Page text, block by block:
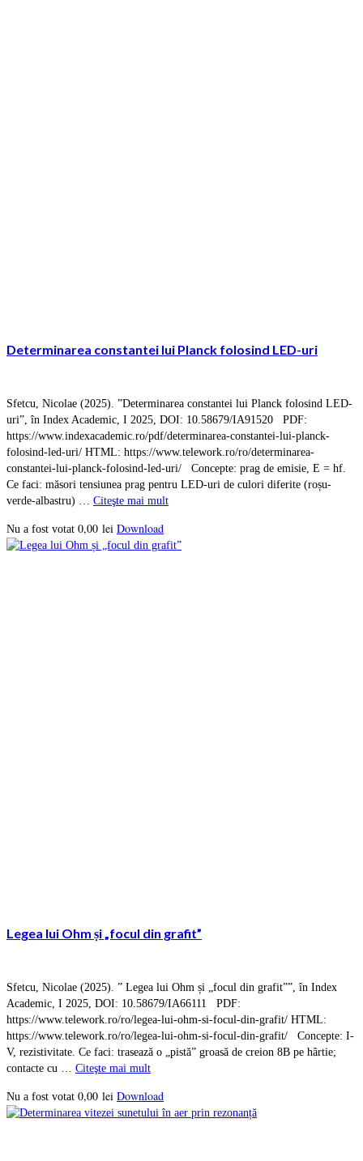
Determinarea constantei lui Planck folosind LED-uri
Sfetcu, Nicolae (2025). ”Determinarea constantei lui Planck folosind LED-
uri”, în Index Academic, I 2025, DOI: 10.58679/IA91520 PDF:
https://www.indexacademic.ro/pdf/determinarea-constantei-lui-planck-
folosind-led-uri/ HTML: https://www.telework.ro/ro/determinarea-
constantei-lui-planck-folosind-led-uri/ Concepte: prag de emisie, E = hf.
Ce faci: măsori tensiunea prag pentru LED-uri de culori diferite (roșu-
verde-albastru) … Citeşte mai mult
Nu a fost votat 0,00 lei Download
Legea lui Ohm și „focul din grafit”
Sfetcu, Nicolae (2025). ” Legea lui Ohm și „focul din grafit””, în Index
Academic, I 2025, DOI: 10.58679/IA66111 PDF:
https://www.telework.ro/ro/legea-lui-ohm-si-focul-din-grafit/ HTML:
https://www.telework.ro/ro/legea-lui-ohm-si-focul-din-grafit/ Concepte: I-
V, rezistivitate. Ce faci: trasează o „pistă” groasă de creion 8B pe hârtie;
contacte cu … Citeşte mai mult
Nu a fost votat 0,00 lei Download